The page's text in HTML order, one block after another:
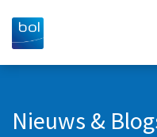
Home
Nieuws &